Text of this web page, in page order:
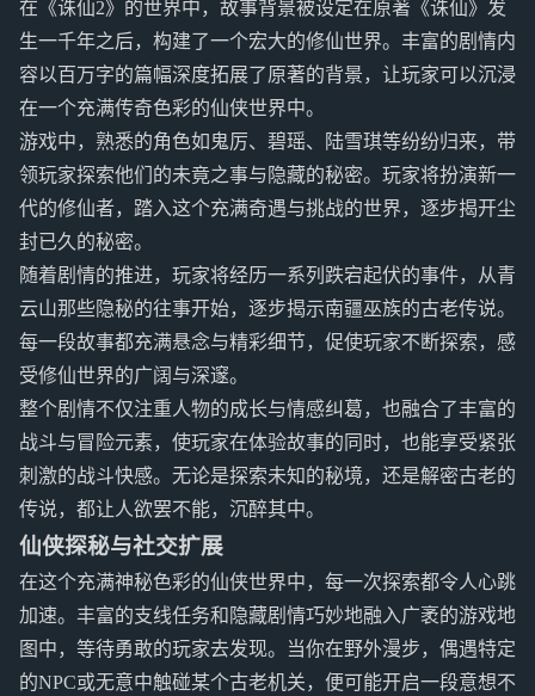
在《诛仙2》的世界中，故事背景被设定在原著《诛仙》发
生一千年之后，构建了一个宏大的修仙世界。丰富的剧情内
容以百万字的篇幅深度拓展了原著的背景，让玩家可以沉浸
在一个充满传奇色彩的仙侠世界中。
游戏中，熟悉的角色如鬼厉、碧瑶、陆雪琪等纷纷归来，带
领玩家探索他们的未竟之事与隐藏的秘密。玩家将扮演新一
代的修仙者，踏入这个充满奇遇与挑战的世界，逐步揭开尘
封已久的秘密。
随着剧情的推进，玩家将经历一系列跌宕起伏的事件，从青
云山那些隐秘的往事开始，逐步揭示南疆巫族的古老传说。
每一段故事都充满悬念与精彩细节，促使玩家不断探索，感
受修仙世界的广阔与深邃。
整个剧情不仅注重人物的成长与情感纠葛，也融合了丰富的
战斗与冒险元素，使玩家在体验故事的同时，也能享受紧张
刺激的战斗快感。无论是探索未知的秘境，还是解密古老的
传说，都让人欲罢不能，沉醉其中。
仙侠探秘与社交扩展
在这个充满神秘色彩的仙侠世界中，每一次探索都令人心跳
加速。丰富的支线任务和隐藏剧情巧妙地融入广袤的游戏地
图中，等待勇敢的玩家去发现。当你在野外漫步，偶遇特定
的NPC或无意中触碰某个古老机关，便可能开启一段意想不